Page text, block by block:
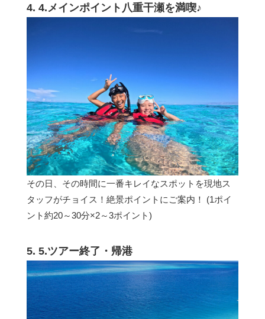
4. 4.メインポイント八重干瀬を満喫♪
その日、その時間に一番キレイなスポットを現地ス
タッフがチョイス！絶景ポイントにご案内！ (1ポイ
ント約20～30分×2～3ポイント)
5. 5.ツアー終了・帰港